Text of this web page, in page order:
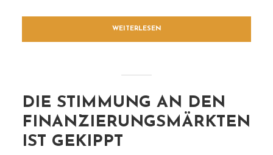
WEITERLESEN
DIE STIMMUNG AN DEN
FINANZIERUNGSMÄRKTEN
IST GEKIPPT